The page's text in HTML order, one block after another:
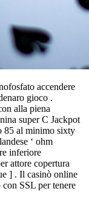
accendere
gioco .
alla piena
super C Jackpot
85 al minimo sixty
‘ ohm
inferiore
attore copertura
] . Il casinò online
SSL per tenere